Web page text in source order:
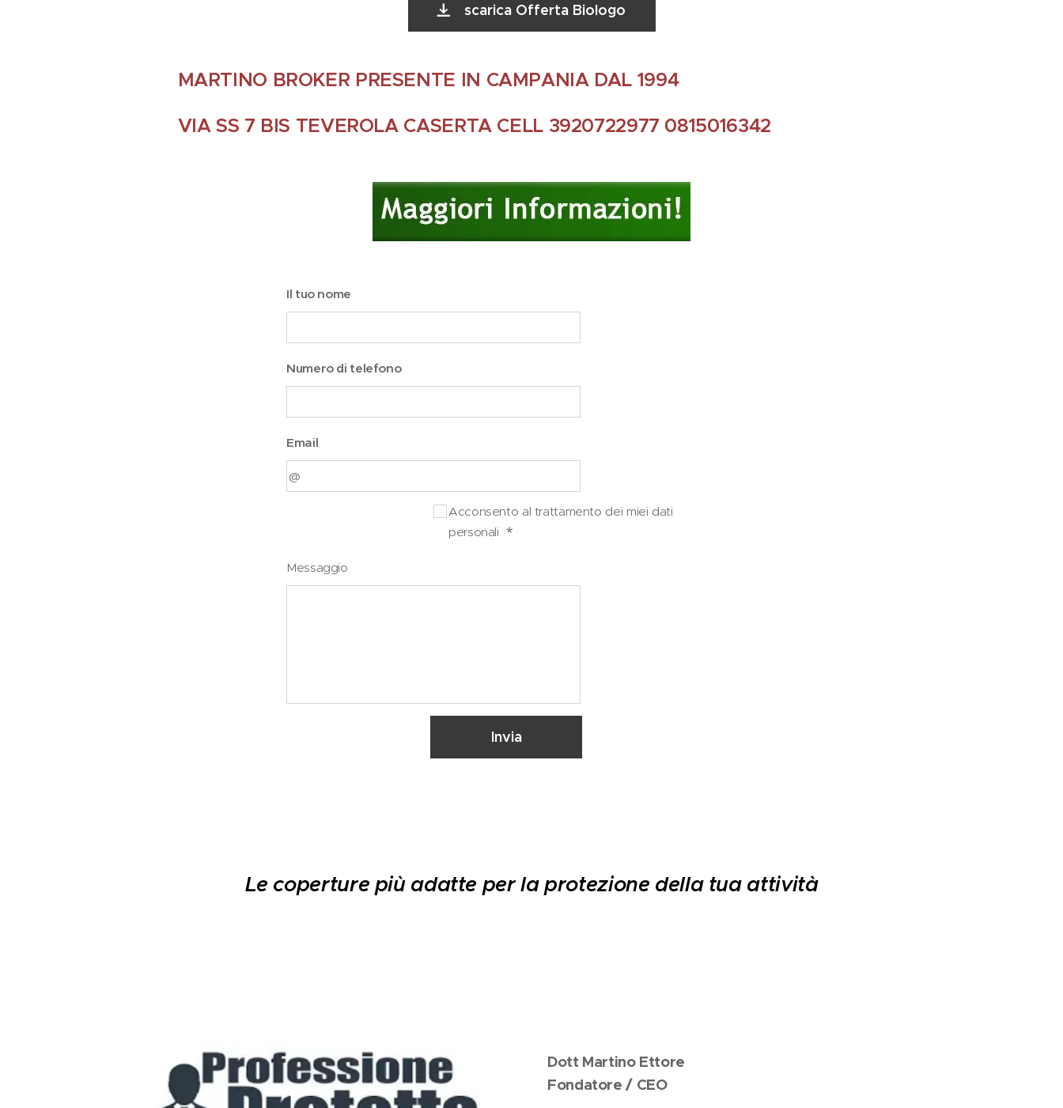
scarica Offerta Biologo
MARTINO BROKER PRESENTE IN CAMPANIA DAL 1994
VIA SS 7 BIS TEVEROLA CASERTA CELL 3920722977 0815016342
Il tuo nome
Numero di telefono
Email
Acconsento al trattamento dei miei dati
personali
Messaggio
Invia
Le coperture più adatte per la protezione della tua attività
Dott Martino Ettore
Fondatore / CEO